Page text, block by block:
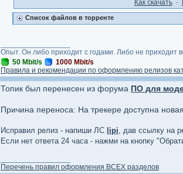
Как cкачать·
Список файлов в торренте
Опыт. Он либо приходит с годами. Либо не приходит
50 Mbit/s
1000 Mbit/s
Правила и рекомендации по оформлению релизов
Топик был перенесен из форума ПО для
Причина переноса: На трекере доступна
Исправил релиз - напиши ЛС lipi, дав ссылку на
Если нет ответа 24 часа - нажми на кнопку
Перечень правил оформления ВСЕХ разделов